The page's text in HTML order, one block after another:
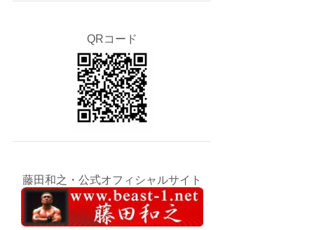
QRコード
藤田和之・公式オフィシャルサイト